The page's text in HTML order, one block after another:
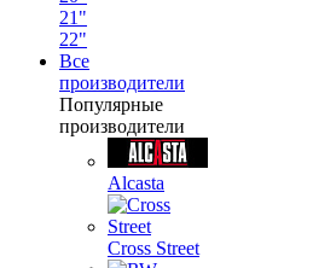
21"
22"
Все
производители
Популярные
производители
Alcasta
Cross Street